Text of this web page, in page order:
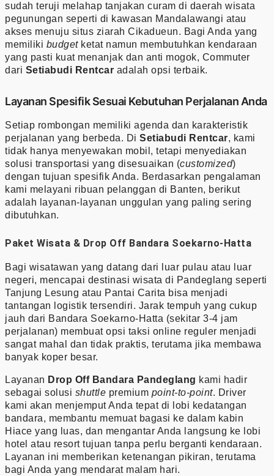
sudah teruji melahap tanjakan curam di daerah wisata
pegunungan seperti di kawasan Mandalawangi atau
akses menuju situs ziarah Cikadueun. Bagi Anda yang
memiliki budgetketat namun membutuhkan kendaraan
yang pasti kuat menanjak dan anti mogok, Commuter
dari Setiabudi Rentcar adalah opsi terbaik.
Layanan Spesifik Sesuai Kebutuhan Perjalanan Anda
Setiap rombongan memiliki agenda dan karakteristik
perjalanan yang berbeda. Di Setiabudi Rentcar, kami
tidak hanya menyewakan mobil, tetapi menyediakan
solusi transportasi yang disesuaikan (customized)
dengan tujuan spesifik Anda. Berdasarkan pengalaman
kami melayani ribuan pelanggan di Banten, berikut
adalah layanan-layanan unggulan yang paling sering
dibutuhkan.
Paket Wisata & Drop Off Bandara Soekarno-Hatta
Bagi wisatawan yang datang dari luar pulau atau luar
negeri, mencapai destinasi wisata di Pandeglang seperti
Tanjung Lesung atau Pantai Carita bisa menjadi
tantangan logistik tersendiri. Jarak tempuh yang cukup
jauh dari Bandara Soekarno-Hatta (sekitar 3-4 jam
perjalanan) membuat opsi taksi online reguler menjadi
sangat mahal dan tidak praktis, terutama jika membawa
banyak koper besar.
Layanan Drop Off Bandara Pandeglang kami hadir
sebagai solusi shuttle premium point-to-point. Driver
kami akan menjemput Anda tepat di lobi kedatangan
bandara, membantu memuat bagasi ke dalam kabin
Hiace yang luas, dan mengantar Anda langsung ke lobi
hotel atau resort tujuan tanpa perlu berganti kendaraan.
Layanan ini memberikan ketenangan pikiran, terutama
bagi Anda yang mendarat malam hari.